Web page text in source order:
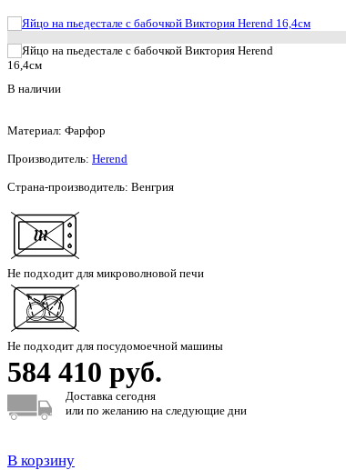
В наличии
Материал: Фарфор
Производитель: Herend
Страна-производитель: Венгрия
Не подходит для микроволновой печи
Не подходит для посудомоечной машины
584 410 руб.
Доставка сегодня
или по желанию на следующие дни
В корзину